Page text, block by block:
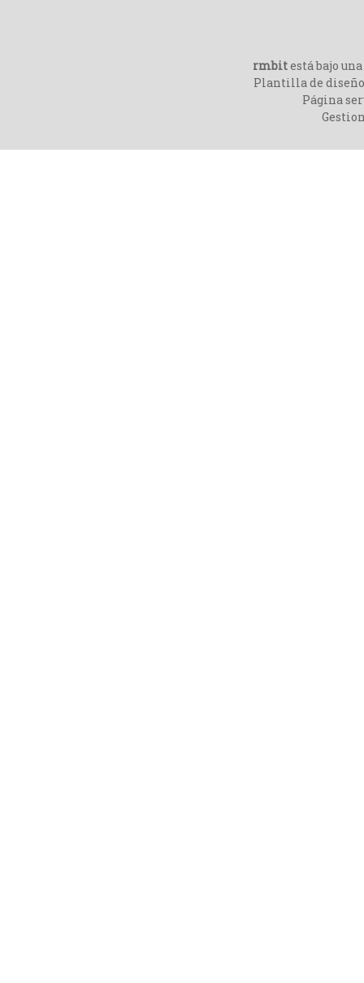
rmbitestá bajo una
Plantilla de
Página